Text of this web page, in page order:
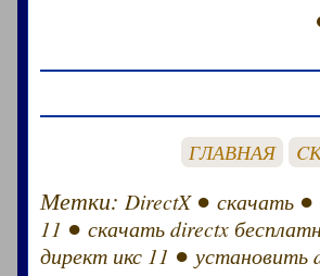
ГЛАВНАЯ
Метки: DirectX ●скачать ●
11 ●скачать directx
директ икс 11 ●установить